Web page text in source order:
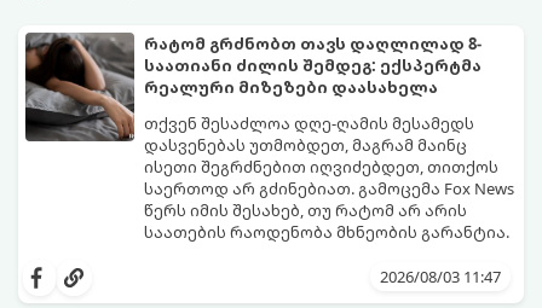
რატომ გრძნობთ თავს დაღლილად 8-
საათიანი ძილის შემდეგ: ექსპერტმა
რეალური მიზეზები დაასახელა
თქვენ შესაძლოა დღე-ღამის მესამედს
დასვენებას უთმობდეთ, მაგრამ მაინც
ისეთი შეგრძნებით იღვიძებდეთ, თითქოს
საერთოდ არ გძინებიათ. გამოცემა Fox News
წერს იმის შესახებ, თუ რატომ არ არის
საათების რაოდენობა მხნეობის გარანტია.
2026/08/03 11:47